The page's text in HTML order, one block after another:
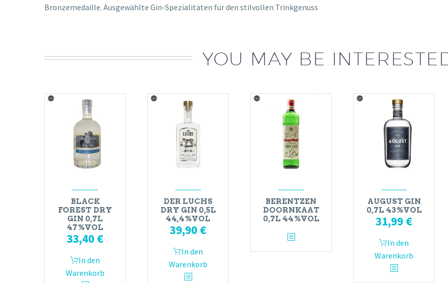
Bronzemedaille. Ausgewählte Gin-Spezialitäten für den stilvollen Trinkgenuss
YOU MAY BE
BLACK
FOREST DRY
GIN 0,7L
47%VOL
33,40 €
In den
Warenkorb
DER LUCHS
DRY GIN 0,5L
44,4%VOL
39,90 €
In den
Warenkorb
BERENTZEN
DOORNKAAT
0,7L 44%VOL
AUGUST GIN
0,7L 43%VOL
31,99 €
In den
Warenkorb